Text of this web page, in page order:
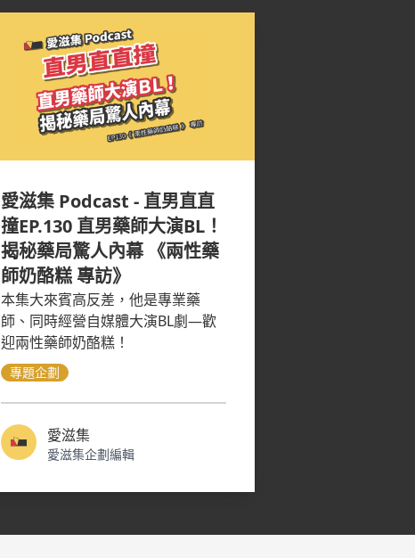
愛滋集 Podcast - 直男直直
撞EP.130 直男藥師大演BL！
揭秘藥局驚人內幕 《兩性藥
師奶酪糕 專訪》
本集大來賓高反差，他是專業藥
師、同時經營自媒體大演BL劇—歡
迎兩性藥師奶酪糕！
專題企劃
愛滋集
愛滋集企劃編輯